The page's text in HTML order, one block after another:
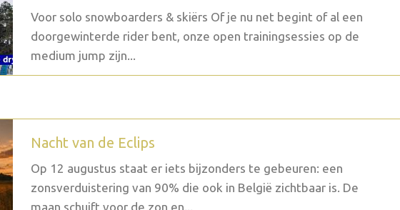
Voor solo snowboarders & skiërs Of je nu net begint of al een
doorgewinterde rider bent, onze open trainingsessies op de
medium jump zijn...
Nacht van de Eclips
Op 12 augustus staat er iets bijzonders te gebeuren: een
zonsverduistering van 90% die ook in België zichtbaar is. De
maan schuift voor de zon en...